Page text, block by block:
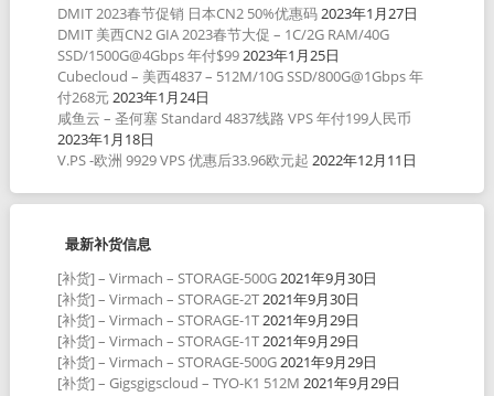
DMIT 2023春节促销 日本CN2 50%优惠码2023年1月27日
DMIT 美西CN2 GIA 2023春节大促 – 1C/2G RAM/40G
SSD/1500G@4Gbps 年付$992023年1月25日
Cubecloud – 美西4837 – 512M/10G SSD/800G@1Gbps 年
付268元2023年1月24日
咸鱼云 – 圣何塞 Standard 4837线路 VPS 年付199人民币
2023年1月18日
V.PS -欧洲 9929 VPS 优惠后33.96欧元起 2022年12月11日
最新补货信息
[补货] – Virmach – STORAGE-500G2021年9月30日
[补货] – Virmach – STORAGE-2T2021年9月30日
[补货] – Virmach – STORAGE-1T2021年9月29日
[补货] – Virmach – STORAGE-1T2021年9月29日
[补货] – Virmach – STORAGE-500G2021年9月29日
[补货] – Gigsgigscloud – TYO-K1 512M 2021年9月29日